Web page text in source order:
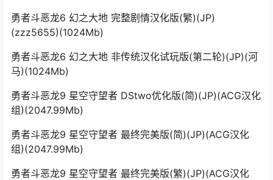
勇者斗恶龙6 幻之大地 完整剧情汉化版(繁)(JP)
(zzz5655)(1024Mb)
勇者斗恶龙6 幻之大地 非传统汉化试玩版(第二轮)(JP)(河
马)(1024Mb)
勇者斗恶龙9 星空守望者 DStwo优化版(简)(JP)(ACG汉化
组)(2047.99Mb)
勇者斗恶龙9 星空守望者 最终完美版(简)(JP)(ACG汉化
组)(2047.99Mb)
勇者斗恶龙9 星空守望者 最终完美版(繁)(JP)(ACG汉化